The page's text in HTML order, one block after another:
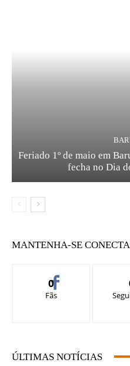
Feriado 1º de maio em
fecha no Dia
MANTENHA-SE
0
Fãs
ÚLTIMAS NOTÍCIAS